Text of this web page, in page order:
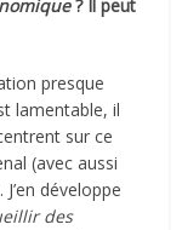
? Il peut
presque
lamentable, il
sur ce
(avec aussi
développe
des